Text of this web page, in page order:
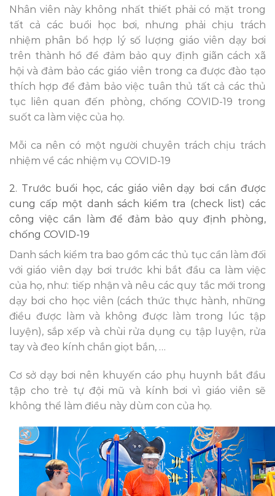
Nhân viên này không nhất thiết phải có mặt trong
tất cả các buổi học bơi, nhưng phải chịu trách
nhiệm phân bổ hợp lý số lượng giáo viên dạy bơi
trên thành hồ để đảm bảo quy định giãn cách xã
hội và đảm bảo các giáo viên trong ca được đào tạo
thích hợp để đảm bảo việc tuân thủ tất cả các thủ
tục liên quan đến phòng, chống COVID-19 trong
suốt ca làm việc của họ.
Mỗi ca nên có một người chuyên trách chịu trách
nhiệm về các nhiệm vụ COVID-19
2. Trước buổi học, các giáo viên dạy bơi cần được
cung cấp một danh sách kiểm tra (check list) các
công việc cần làm để đảm bảo quy định phòng,
chống COVID-19
Danh sách kiểm tra bao gồm các thủ tục cần làm đối
với giáo viên dạy bơi trước khi bắt đầu ca làm việc
của họ, như: tiếp nhận và nêu các quy tắc mới trong
dạy bơi cho học viên (cách thức thực hành, những
điều được làm và không được làm trong lúc tập
luyện), sắp xếp và chùi rửa dụng cụ tập luyện, rửa
tay và đeo kính chắn giọt bắn, …
Cơ sở dạy bơi nên khuyến cáo phụ huynh bắt đầu
tập cho trẻ tự đội mũ và kính bơi vì giáo viên sẽ
không thể làm điều này dùm con của họ.